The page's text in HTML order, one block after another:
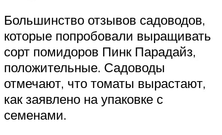
Большинство отзывов садоводов,
которые попробовали выращивать
сорт помидоров Пинк Парадайз,
положительные. Садоводы
отмечают, что томаты вырастают,
как заявлено на упаковке с
семенами.